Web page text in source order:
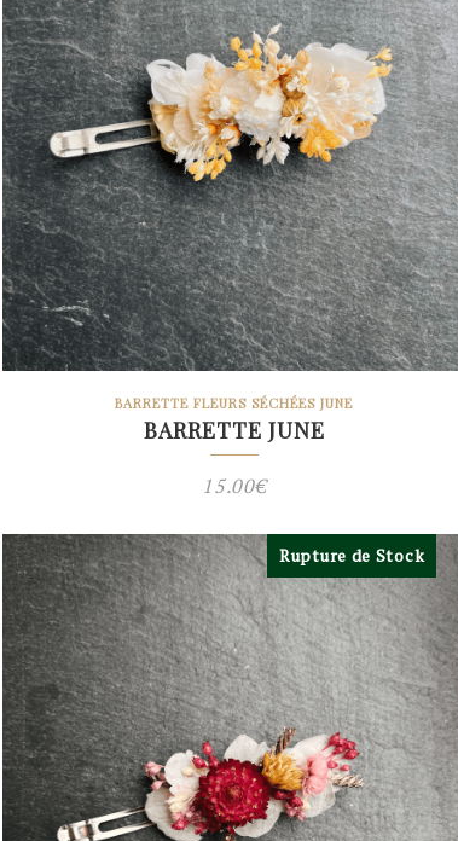
BARRETTE FLEURS SÉCHÉES JUNE
BARRETTE JUNE
15.00€
Rupture de Stock